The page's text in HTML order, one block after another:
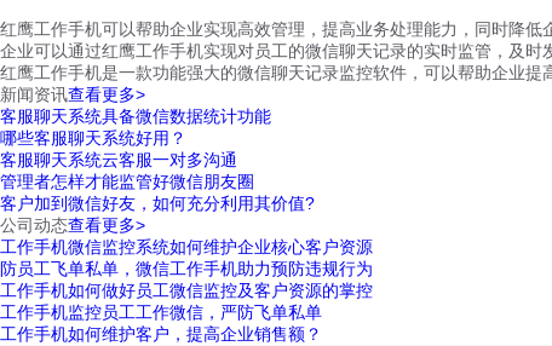
红鹰工作手机可以帮助企业实现高效管理，提高业务处理能力，同时降低
企业可以通过红鹰工作手机实现对员工的微信聊天记录的实时监管，及时
红鹰工作手机是一款功能强大的微信聊天记录监控软件，可以帮助企业
新闻资讯查看更多>
客服聊天系统具备微信数据统计功能
哪些客服聊天系统好用？
客服聊天系统云客服一对多沟通
管理者怎样才能监管好微信朋友圈
客户加到微信好友，如何充分利用其价值?
公司动态查看更多>
工作手机微信监控系统如何维护企业核心客户资源
防员工飞单私单，微信工作手机助力预防违规行为
工作手机如何做好员工微信监控及客户资源的掌控
工作手机监控员工工作微信，严防飞单私单
工作手机如何维护客户，提高企业销售额？